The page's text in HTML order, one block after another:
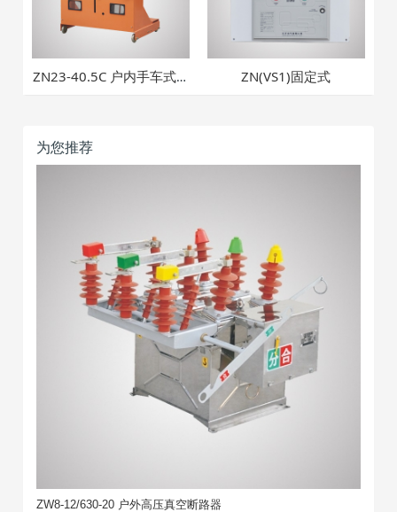
ZN23-40.5C 户内手车式真
ZN(VS1)固定式
为您推荐
ZW8-12/630-20 户外高压真空断路器